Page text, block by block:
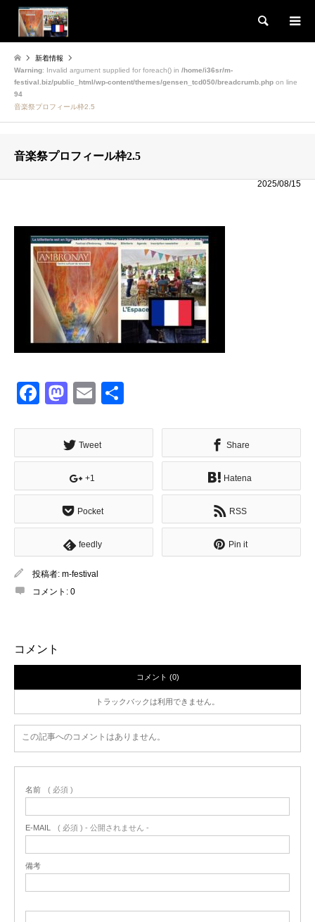
検索
新着情報
Warning: Invalid argument supplied for foreach() in /home/i36sr/m-
festival.biz/public_html/wp-content/themes/gensen_tcd050/breadcrumb.php on line
94
音楽祭プロフィール枠2.5
音楽祭プロフィール枠2.5
2025/08/15
Facebook
Mastodon
Email
Tweet Share
+1 Hatena
Pocket RSS
feedly Pin it
投稿者: m-festival
コメント: 0
コメント
コメント (0)
トラックバックは利用できません。
この記事へのコメントはありません。
名前 ( 必須 )
E-MAIL ( 必須 ) - 公開されません -
備考